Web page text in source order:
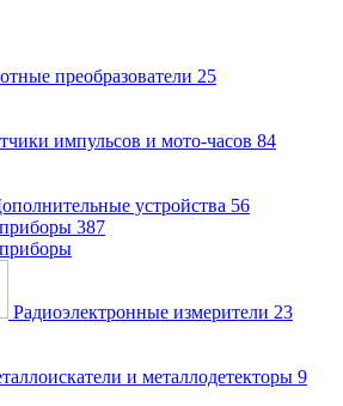
преобразователи 25
импульсов и мото-часов 84
устройства 56
387
Радиоэлектронные измерители 23
и металлодетекторы 9